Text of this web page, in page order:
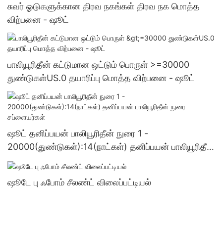
சுவர் ஓடுகளுக்கான திரவ நகங்கள் திரவ நக மொத்த
விற்பனை - ஷூட்
பாலியூரிதீன் கட்டுமான ஒட்டும் பொருள் >=30000
துண்டுகள்US.0 தயாரிப்பு மொத்த விற்பனை - ஷூட்
ஷூட் தனிப்பயன் பாலியூரிதீன் நுரை 1 -
20000(துண்டுகள்):14(நாட்கள்) தனிப்பயன் பாலியூரிதீன்
நுரை சப்ளையர்கள்
ஷூடே பு ஃபோம் சீலண்ட் விலைப்பட்டியல்